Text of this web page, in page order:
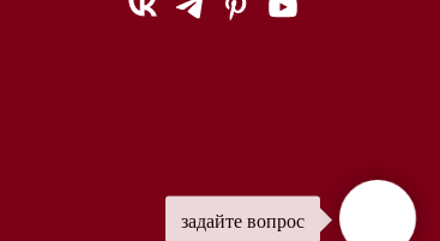
задайте вопрос